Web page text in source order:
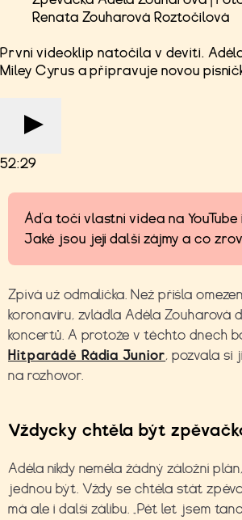
Renata Zouharová Roztočilová
První videoklip natočila v devíti.
Miley Cyrus a připravuje novou
52:29
Áďa točí vlastní videa na YouTube
Jaké jsou její další zájmy a co
Zpívá už odmalička. Než přišla
koronaviru, zvládla Adéla Zouharová
koncertů. A protože v těchto dnech
Hitparádě Rádia Junior, pozvala si
na rozhovor.
Vždycky chtěla být
Adéla nikdy neměla žádný záložní
jednou být. Vždy se chtěla stát
má ale i další zálibu. „Pět let jsem